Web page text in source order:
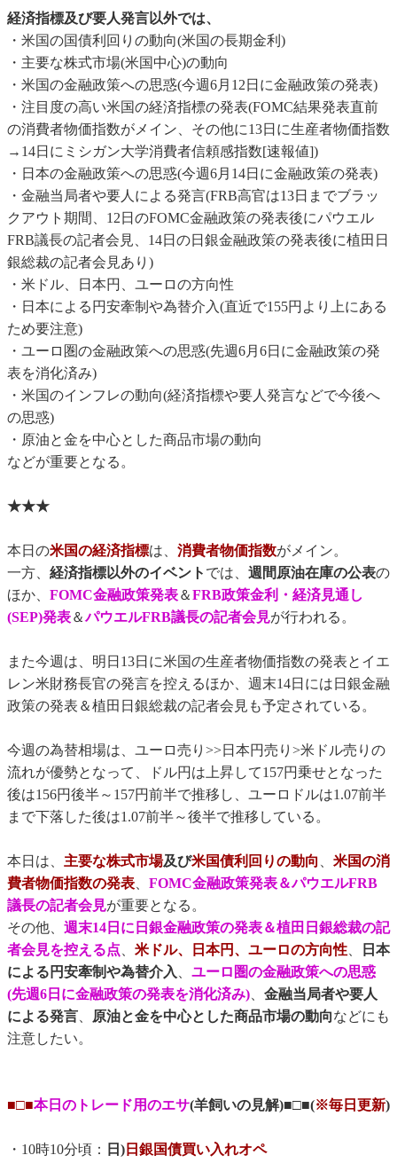
経済指標及び要人発言以外では、
・米国の国債利回りの動向(米国の長期金利)
・主要な株式市場(米国中心)の動向
・米国の金融政策への思惑(今週6月12日に金融政策の発表)
・注目度の高い米国の経済指標の発表(FOMC結果発表直前
の消費者物価指数がメイン、その他に13日に生産者物価指数
→14日にミシガン大学消費者信頼感指数[速報値])
・日本の金融政策への思惑(今週6月14日に金融政策の発表)
・金融当局者や要人による発言(FRB高官は13日までブラッ
クアウト期間、12日のFOMC金融政策の発表後にパウエル
FRB議長の記者会見、14日の日銀金融政策の発表後に植田日
銀総裁の記者会見あり)
・米ドル、日本円、ユーロの方向性
・日本による円安牽制や為替介入(直近で155円より上にある
ため要注意)
・ユーロ圏の金融政策への思惑(先週6月6日に金融政策の発
表を消化済み)
・米国のインフレの動向(経済指標や要人発言などで今後へ
の思惑)
・原油と金を中心とした商品市場の動向
などが重要となる。
★★★
本日の米国の経済指標は、 消費者物価指数がメイン。
一方、 経済指標以外のイベント では、 週間原油在庫の公表の
ほか、 FOMC金融政策発表＆FRB政策金利・経済見通し
(SEP)発表＆パウエルFRB議長の記者会見が行われる。
また今週は、明日13日に米国の生産者物価指数の発表とイエ
レン米財務長官の発言を控えるほか、週末14日には日銀金融
政策の発表＆植田日銀総裁の記者会見も予定されている。
今週の為替相場は、ユーロ売り>>日本円売り>米ドル売りの
流れが優勢となって、ドル円は上昇して157円乗せとなった
後は156円後半～157円前半で推移し、ユーロドルは1.07前半
まで下落した後は1.07前半～後半で推移している。
本日は、 主要な株式市場及び米国債利回りの動向 、 米国の消
費者物価指数の発表、 FOMC金融政策発表＆パウエルFRB
議長の記者会見が重要となる。
その他、 週末14日に日銀金融政策の発表＆植田日銀総裁の記
者会見を控える点、 米ドル、日本円、ユーロの方向性、
日本
による円安牽制や為替介入、 ユーロ圏の金融政策への思惑
(先週6日に金融政策の発表を消化済み)、 金融当局者や要人
による発言、 原油と金を中心とした商品市場の動向などにも
注意したい。
■□■本日のトレード用のエサ(羊飼いの見解)■□■(※毎日更新)
・10時10分頃： 日) 日銀国債買い入れオペ